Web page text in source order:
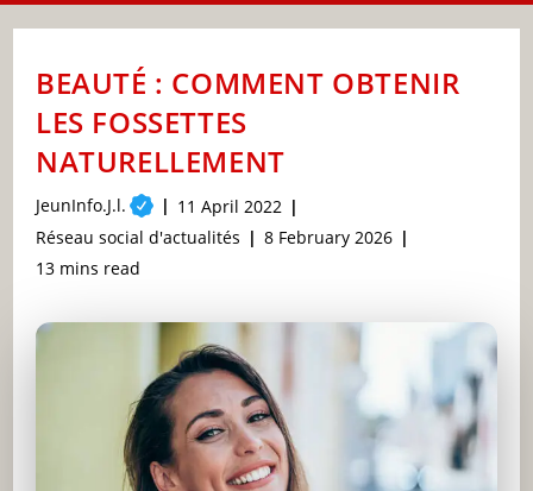
BEAUTÉ : COMMENT OBTENIR
LES FOSSETTES
NATURELLEMENT
Post
author:
JeunInfo.J.l.
Post
published:
11 April 2022
Post
category:
Réseau social d'actualités
Post
8 February 2026
Reading
13 mins read